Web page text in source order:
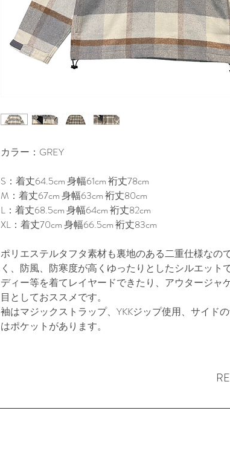
カラー：GREY
S：着丈64.5cm 身幅61cm 裄丈78cm
M：着丈67cm 身幅63cm 裄丈80cm
L：着丈68.5cm 身幅64cm 裄丈82cm
XL：着丈70cm 身幅66.5cm 裄丈83cm
ポリエステルタフタ素材も裏地のある二重仕様なの
く、防風、防寒度が高くゆったりとしたシルエット
ディー等を着てレイヤードできたり、アウタージャ
目としておススメです。
袖はマジックストラップ、YKKジップ使用、サイド
はポケットがあります。